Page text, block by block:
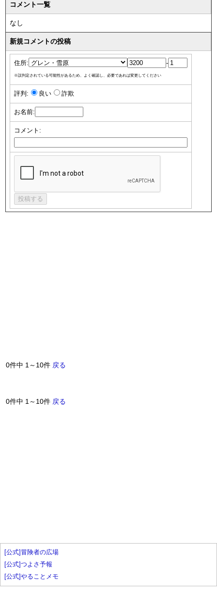
コメント一覧
なし
新規コメントの投稿
住所: -
※誤判定されている可能性があるため、よく確認し、必要であれば変更してください
評判: 良い 詐欺
お名前:
コメント:
0件中 1～10件 戻る
0件中 1～10件 戻る
[公式]冒険者の広場
[公式]つよさ予報
[公式]やることメモ